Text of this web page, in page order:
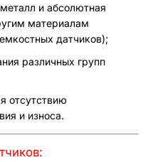
и абсолютная
материалам
датчиков);
различных групп
отсутствию
и износа.